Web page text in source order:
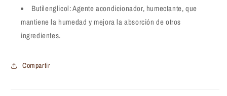
Butilenglicol: Agente acondicionador, humectante, que
mantiene la humedad y mejora la absorción de otros
ingredientes.
Compartir